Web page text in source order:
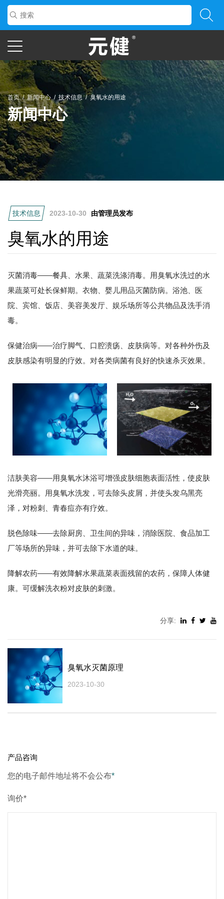
首页 / 新闻中心 / 技术信息 / 臭氧水的用途
新闻中心
技术信息 2023-10-30 由管理员发布
臭氧水的用途
灭菌消毒——餐具、水果、蔬菜洗涤消毒。用臭氧水洗过的水
果蔬菜可处长保鲜期。衣物、婴儿用品灭菌防病。浴池、医
院、宾馆、饭店、美容美发厅、娱乐场所等公共物品及洗手消
毒。
保健治病——治疗脚气、口腔溃疡、皮肤病等。对各种外伤及
皮肤感染有明显的疗效。对各类病菌有良好的快速杀灭效果。
洁肤美容——用臭氧水沐浴可增强皮肤细胞表面活性，使皮肤
光滑亮丽。用臭氧水洗发，可去除头皮屑，并使头发乌黑亮
泽，对粉刺、青春痘亦有疗效。
脱色除味——去除厨房、卫生间的异味，消除医院、食品加工
厂等场所的异味，并可去除下水道的味。
降解农药——有效降解水果蔬菜表面残留的农药，保障人体健
康。可缓解洗衣粉对皮肤的刺激。
分享:
臭氧水灭菌原理
2023-10-30
产品咨询
您的电子邮件地址将不会公布*
询价*